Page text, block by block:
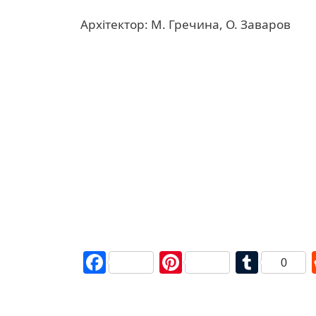
Архітектор: М. Гречина, О. Заваров
FacebookPinterest 0